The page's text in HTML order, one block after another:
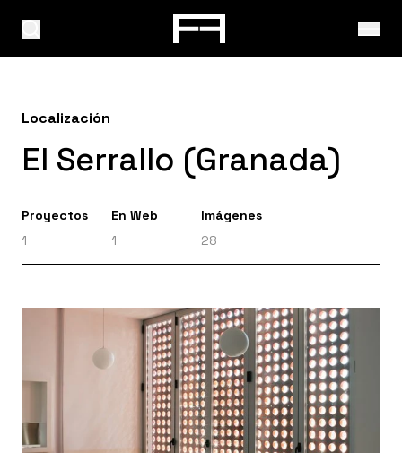
Localización
El Serrallo (Granada)
Proyectos
1
En Web
1
Imágenes
28